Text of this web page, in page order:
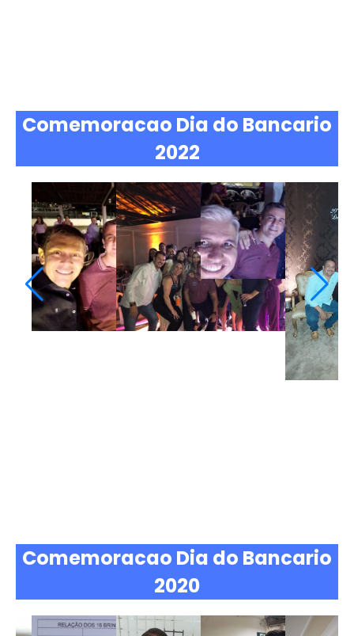
Comemoracao Dia do Bancario
2022
Comemoracao Dia do Bancario
2020